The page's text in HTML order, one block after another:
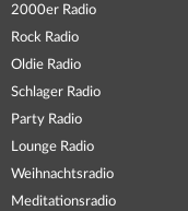
2000er Radio
Rock Radio
Oldie Radio
Schlager Radio
Party Radio
Lounge Radio
Weihnachtsradio
Meditationsradio